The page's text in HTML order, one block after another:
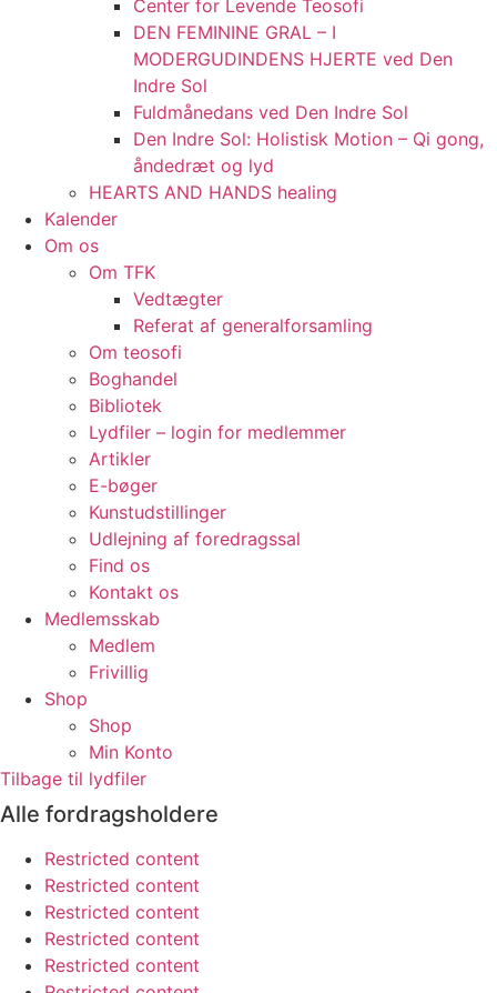
Center for Levende Teosofi
DEN FEMININE GRAL – I
MODERGUDINDENS HJERTE ved Den
Indre Sol
Fuldmånedans ved Den Indre Sol
Den Indre Sol: Holistisk Motion – Qi gong,
åndedræt og lyd
HEARTS AND HANDS healing
Kalender
Om os
Om TFK
Vedtægter
Referat af generalforsamling
Om teosofi
Boghandel
Bibliotek
Lydfiler – login for medlemmer
Artikler
E-bøger
Kunstudstillinger
Udlejning af foredragssal
Find os
Kontakt os
Medlemsskab
Medlem
Frivillig
Shop
Shop
Min Konto
Tilbage til lydfiler
Alle fordragsholdere
Restricted content
Restricted content
Restricted content
Restricted content
Restricted content